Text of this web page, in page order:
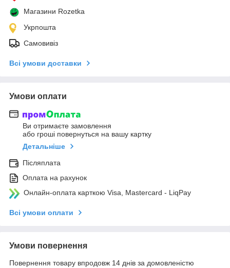
Магазини Rozetka
Укрпошта
Самовивіз
Всі умови доставки
Умови оплати
Ви отримаєте замовлення
або гроші повернуться на вашу картку
Детальніше
Післяплата
Оплата на рахунок
Онлайн-оплата карткою Visa, Mastercard - LiqPay
Всі умови оплати
Умови повернення
Повернення товару впродовж 14 днів за домовленістю